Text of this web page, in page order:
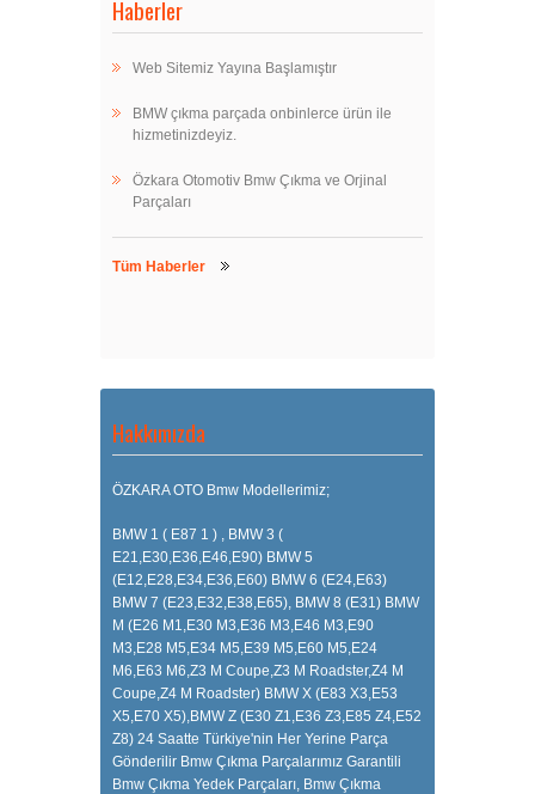
Haberler
Web Sitemiz Yayına Başlamıştır
BMW çıkma parçada onbinlerce ürün ile
hizmetinizdeyiz.
Özkara Otomotiv Bmw Çıkma ve Orjinal
Parçaları
Tüm Haberler
Hakkımızda
ÖZKARA OTO Bmw Modellerimiz;
BMW 1 ( E87 1 ) , BMW 3 (
E21,E30,E36,E46,E90) BMW 5
(E12,E28,E34,E36,E60) BMW 6 (E24,E63)
BMW 7 (E23,E32,E38,E65), BMW 8 (E31) BMW
M (E26 M1,E30 M3,E36 M3,E46 M3,E90
M3,E28 M5,E34 M5,E39 M5,E60 M5,E24
M6,E63 M6,Z3 M Coupe,Z3 M Roadster,Z4 M
Coupe,Z4 M Roadster) BMW X (E83 X3,E53
X5,E70 X5),BMW Z (E30 Z1,E36 Z3,E85 Z4,E52
Z8) 24 Saatte Türkiye'nin Her Yerine Parça
Gönderilir Bmw Çıkma Parçalarımız Garantili
Bmw Çıkma Yedek Parçaları, Bmw Çıkma